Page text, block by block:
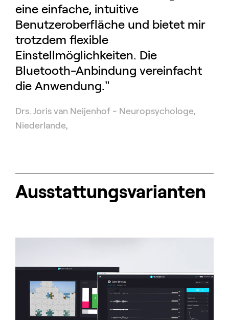
eine einfache, intuitive
Benutzeroberfläche und bietet mir
trotzdem flexible
Einstellmöglichkeiten. Die
Bluetooth-Anbindung vereinfacht
die Anwendung."
Drs. Joris van Neijenhof - Neuropsychologe,
Niederlande,
Ausstattungs­varianten